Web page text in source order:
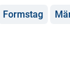
Formstag